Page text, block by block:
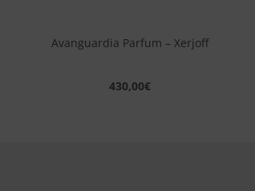
Avanguardia Parfum – Xerjoff
430,00€